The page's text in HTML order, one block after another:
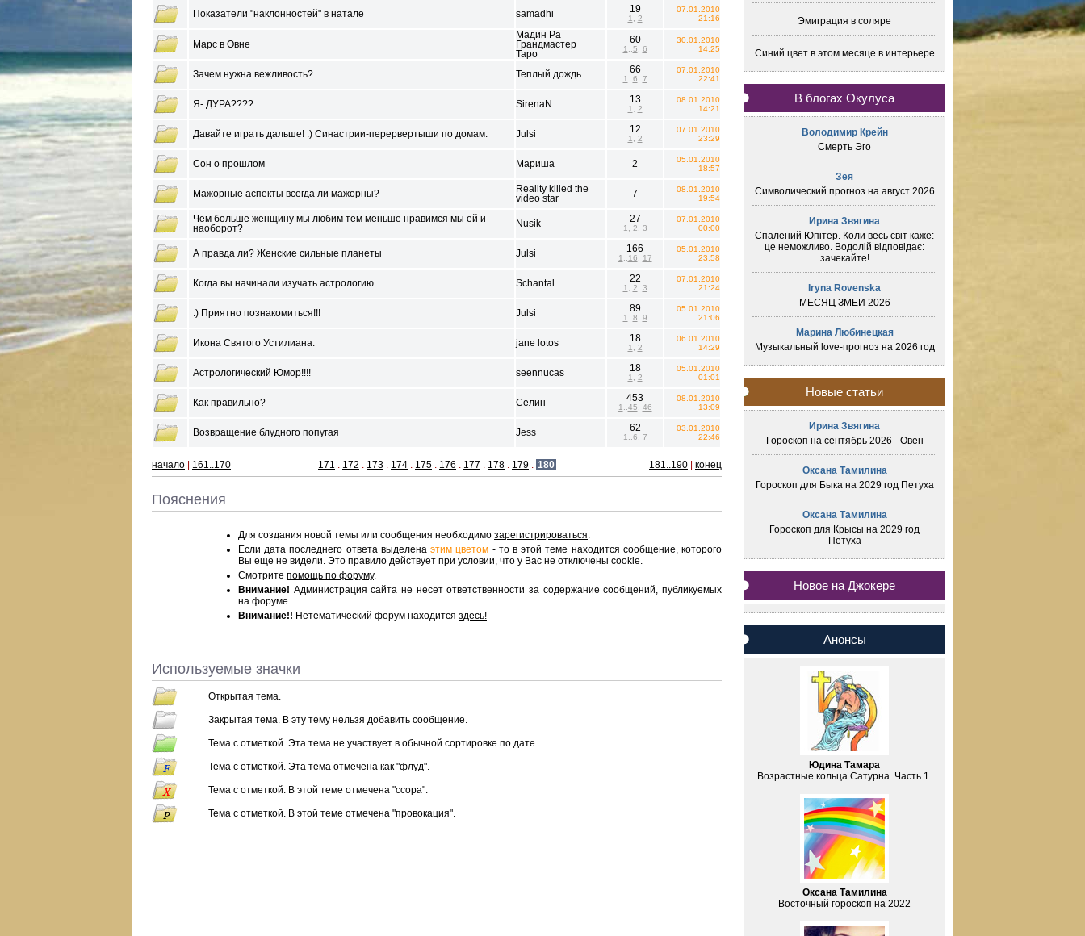
Показатели "наклонностей" в натале samadhi 19
1 2
07.01.2010
21:16
Марс в Овне
Мадин Ра
Грандмастер
Таро
60
1 5 6
30.01.2010
14:25
Зачем нужна вежливость? Теплый дождь 66
1 6 7
07.01.2010
22:41
Я- ДУРА???? SirenaN 13
1 2
08.01.2010
14:21
Давайте играть дальше! :) Синастрии-перервертыши по домам. Julsi 12
1 2
07.01.2010
23:29
Сон о прошлом Мариша 2
05.01.2010
18:57
Мажорные аспекты всегда ли мажорны?
Reality killed the
video star
7
08.01.2010
19:54
Чем больше женщину мы любим тем меньше нравимся мы ей и
наоборот?
Nusik 27
1 2 3
07.01.2010
00:00
А правда ли? Женские сильные планеты Julsi 166
1 16 17
05.01.2010
23:58
Когда вы начинали изучать астрологию... Schantal 22
1 2 3
07.01.2010
21:24
:) Приятно познакомиться!!! Julsi 89
1 8 9
05.01.2010
21:06
Икона Святого Устилиана. jane lotos 18
1 2
06.01.2010
14:29
Астрологический Юмор!!!! seennucas 18
1 2
05.01.2010
01:01
Как правильно? Селин 453
1 45 46
08.01.2010
13:09
Возвращение блудного попугая Jess 62
1 6 7
03.01.2010
22:46
начало 161..170 171 . 172 . 173 . 174 . 175 . 176 . 177 . 178 . 179 . 180 181..190 конец
Пояснения
Для создания новой темы или сообщения необходимо зарегистрироваться.
Если дата последнего ответа выделенаэтим цветом - то в этой теме находится сообщение, которого
Вы еще не видели. Это правило действует при условии, что у Вас не отключены cookie.
Смотрите помощь по форуму.
Внимание! Администрация сайта не несет ответственности за содержание сообщений, публикуемых
на форуме.
Внимание!! Нетематический форум находится здесь!
Используемые значки
Открытая тема.
Закрытая тема. В эту тему нельзя добавить сообщение.
Тема с отметкой. Эта тема не участвует в обычной сортировке по дате.
Тема с отметкой. Эта тема отмечена как "флуд".
Тема с отметкой. В этой теме отмечена "ссора".
Тема с отметкой. В этой теме отмечена "провокация".
Эмиграция в соляре
Синий цвет в этом месяце в интерьере
В блогах Окулуса
Володимир Крейн
Смерть Эго
Зея
Символический прогноз на август 2026
Ирина Звягина
Спалений Юпітер. Коли весь світ каже:
це неможливо. Водолій відповідає:
зачекайте!
Iryna Rovenska
МЕСЯЦ ЗМЕИ 2026
Марина Любинецкая
Музыкальный love-прогноз на 2026 год
Новые статьи
Ирина Звягина
Гороскоп на сентябрь 2026 - Овен
Оксана Тамилина
Гороскоп для Быка на 2029 год Петуха
Оксана Тамилина
Гороскоп для Крысы на 2029 год
Петуха
Новое на Джокере
Анонсы
Юдина Тамара
Возрастные кольца Сатурна. Часть 1.
Оксана Тамилина
Восточный гороскоп на 2022